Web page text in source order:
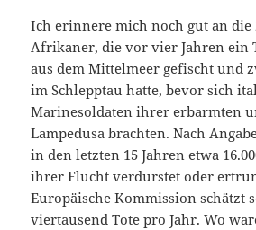
Ich erinnere mich noch gut an die
Afrikaner, die vor vier Jahren
aus dem Mittelmeer gefischt und
im Schlepptau hatte, bevor sich
Marinesoldaten ihrer erbarmten
Lampedusa brachten. Nach
in den letzten 15 Jahren etwa
ihrer Flucht verdurstet oder
Europäische Kommission schätzt
viertausend Tote pro Jahr. Wo